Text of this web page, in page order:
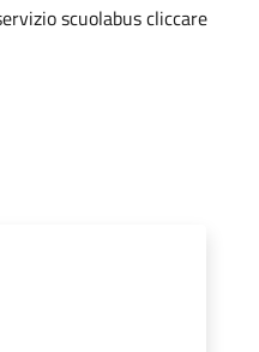
scuolabus cliccare